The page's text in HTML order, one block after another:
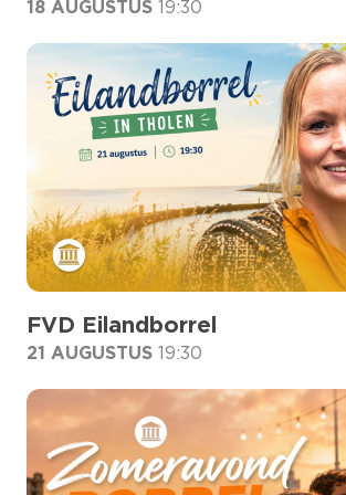
18 AUGUSTUS 19:30
FVD Eilandborrel
21 AUGUSTUS 19:30